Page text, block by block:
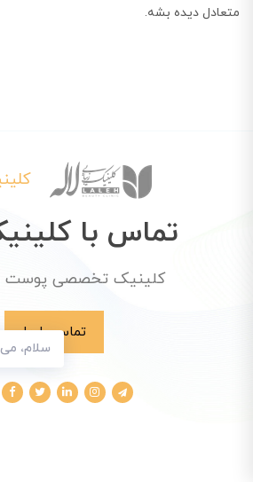
متعادل دیده بشه.
سلام،
تماس با
کلینیک تخصصی پوست و
تماس با ما